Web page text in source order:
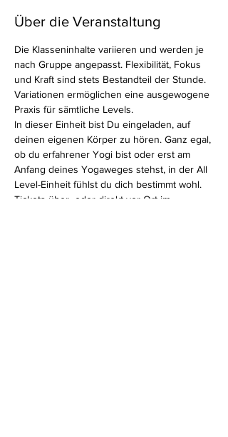
Über die Veranstaltung
Die Klasseninhalte variieren und werden je
nach Gruppe angepasst. Flexibilität, Fokus
und Kraft sind stets Bestandteil der Stunde.
Variationen ermöglichen eine ausgewogene
Praxis für sämtliche Levels.
In dieser Einheit bist Du eingeladen, auf
deinen eigenen Körper zu hören. Ganz egal,
ob du erfahrener Yogi bist oder erst am
Anfang deines Yogaweges stehst, in der All
Level-Einheit fühlst du dich bestimmt wohl.
Tickets über
oder direkt vor Ort im